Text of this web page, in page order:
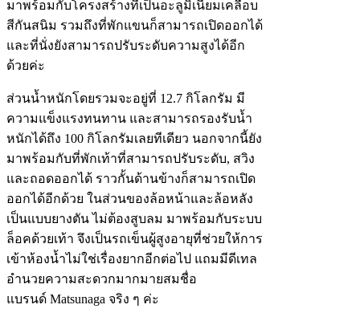
มาพร้อมกับโครงสร้างที่เป็นอะลูมิเนียมเคลือบ
สีกันสนิม รวมถึงที่พักแขนก็สามารถเปิดออกได้
และที่นั่งยังสามารถปรับระดับความสูงได้อีก
ด้วยค่ะ
ส่วนน้ำหนักโดยรวมจะอยู่ที่ 12.7 กิโลกรัม มี
ความแข็งแรงทนทาน และสามารถรองรับน้ำ
หนักได้ถึง 100 กิโลกรัมเลยทีเดียว นอกจากนี้ยัง
มาพร้อมกับที่พักเท้าที่สามารถปรับระดับ, สวิง
และถอดออกได้ ราวกั้นด้านข้างก็สามารถเปิด
ออกได้อีกด้วย ในส่วนของล้อหน้าและล้อหลัง
เป็นแบบยางตัน ไม่ต้องสูบลม มาพร้อมกับระบบ
ล็อคด้วยเท้า จึงเป็นรถเข็นผู้สูงอายุที่ช่วยให้การ
เข้าห้องน้ำไม่ใช่เรื่องยากอีกต่อไป แถมมีดีเทล
อำนวยความสะดวกมากมายสมชื่อ
แบรนด์ Matsunaga จริง ๆ ค่ะ